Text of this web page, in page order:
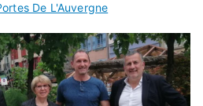
De L'Auvergne